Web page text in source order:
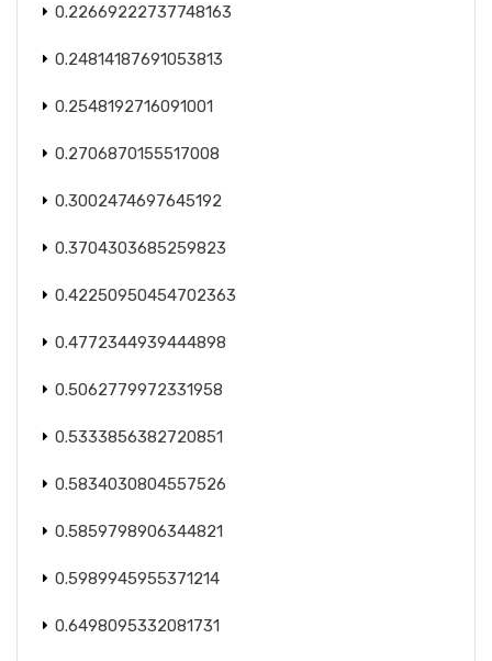
0.22669222737748163
0.24814187691053813
0.2548192716091001
0.2706870155517008
0.3002474697645192
0.3704303685259823
0.42250950454702363
0.4772344939444898
0.5062779972331958
0.5333856382720851
0.5834030804557526
0.5859798906344821
0.5989945955371214
0.6498095332081731